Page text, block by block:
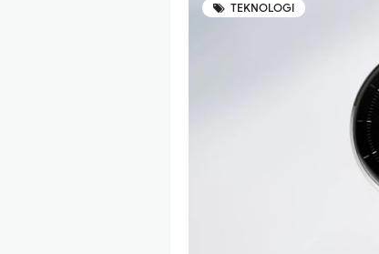
TEKNOLOGI